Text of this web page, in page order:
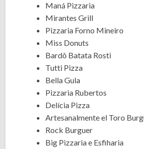
Maná Pizzaria
Mirantes Grill
Pizzaria Forno Mineiro
Miss Donuts
Bardô Batata Rosti
Tutti Pizza
Bella Gula
Pizzaria Rubertos
Delícia Pizza
Artesanalmente el Toro
Rock Burguer
Big Pizzaria e Esfiharia